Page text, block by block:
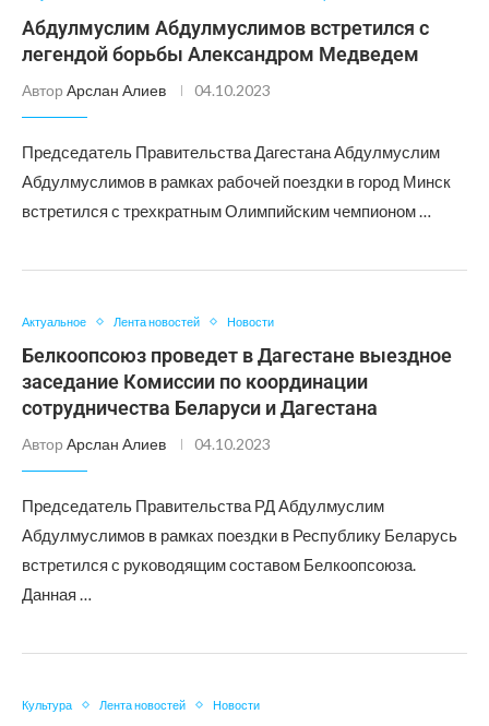
Абдулмуслим Абдулмуслимов встретился с
легендой борьбы Александром Медведем
Автор Арслан Алиев 04.10.2023
Председатель Правительства Дагестана Абдулмуслим
Абдулмуслимов в рамках рабочей поездки в город Минск
встретился с трехкратным Олимпийским чемпионом …
Актуальное Лента новостей Новости
Белкоопсоюз проведет в Дагестане выездное
заседание Комиссии по координации
сотрудничества Беларуси и Дагестана
Автор Арслан Алиев 04.10.2023
Председатель Правительства РД Абдулмуслим
Абдулмуслимов в рамках поездки в Республику Беларусь
встретился с руководящим составом Белкоопсоюза.
Данная …
Культура Лента новостей Новости